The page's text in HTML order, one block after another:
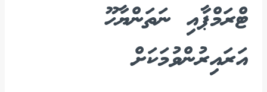
ޓްރަމްޕާއި ނަތަންޔާހޫ
އަރައިރުންވުމަކަށް